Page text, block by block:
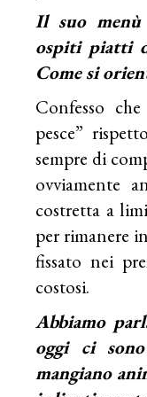
Il suo
ospiti piatti
Come si
Confesso
pesce”
sempre di
ovviamente
costretta a
per rimanere
fissato nei
costosi.
Abbiamo
oggi ci
mangiano